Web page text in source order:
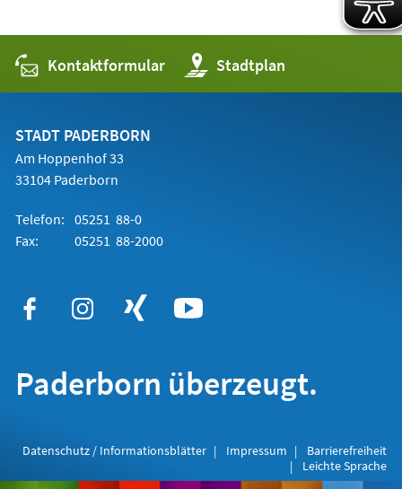
Kontaktformular Stadtplan
(Öffnet
in
einem
STADT PADERBORN
Am Hoppenhof 33
33104 Paderborn
Telefon: 05251 88-0
Fax:
05251 88-2000
Paderborn überzeugt.
Datenschutz / Informationsblätter Impressum
Barrierefreiheit
Leichte Sprache